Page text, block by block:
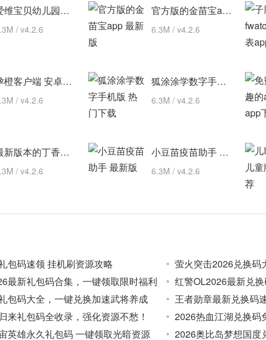
爱维宝贝幼儿园管理平台 app下载
/ v4.2.6
官方版的金苗宝app 最新版
6.3M / v4.2.6
孕橙客户端 安卓下载
/ v4.2.6
狐涂涂学数字手机版 热门下载
6.3M / v4.2.6
最新版本的丁香妈妈app 安卓版
/ v4.2.6
小豆苗疫苗助手 最新版
6.3M / v4.2.6
包码速领 挂机刷资源攻略
萤火突击2026兑换码
最新礼包码合集，一键领取限时福利
红警OL2026最新兑
包码大全，一键兑换加速武将养成
王者勋章最新兑换码
来礼包码全收录，强化资源不愁！
2026热血江湖兑换码
英雄永久礼包码 一键领取光暗资源
2026奥比岛梦想国度